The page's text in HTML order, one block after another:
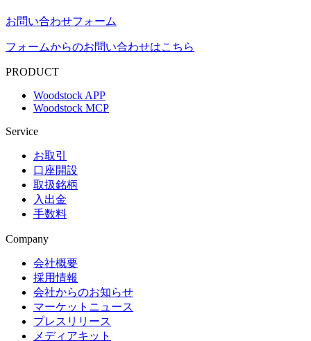
お問い合わせフォーム
フォームからのお問い合わせはこちら
PRODUCT
Woodstock APP
Woodstock MCP
Service
お取引
口座開設
取扱銘柄
入出金
手数料
Company
会社概要
採用情報
会社からのお知らせ
マーケットニュース
プレスリリース
メディアキット